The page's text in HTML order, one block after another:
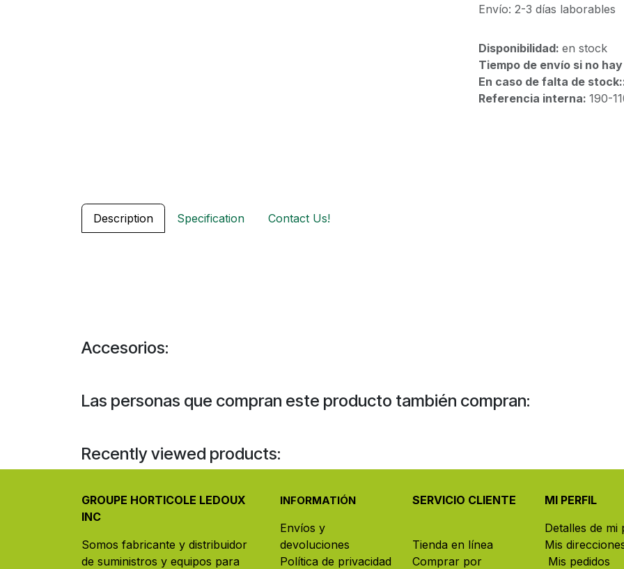
Envío: 2-3 días laborables
Disponibilidad: en stock
Tiempo de envío si no
En caso de falta de
Referencia interna: 190-
Description Specification Contact Us!
Accesorios:
Las personas que compran este producto también compran:
Recently viewed products:
GROUPE HORTICOLE LEDOUX
INC
Somos fabricante y distribuidor
de suministros y equipos para
INFORMATIÓN
Envíos y
devoluciones
Política de privacidad
SERVICIO CLIENTE
Tienda en línea
Comprar por
MI PERFIL
Detalles de mi
Mis
Mis pedidos